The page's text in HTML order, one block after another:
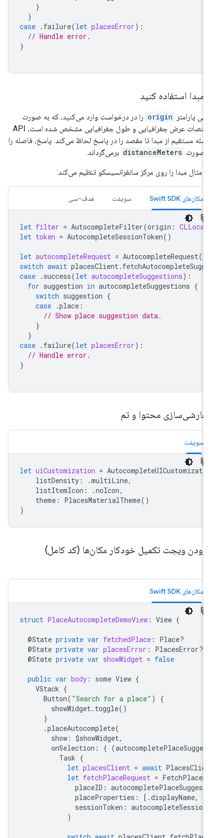
case .failure( let placesError
// Handle error.
مبدا استفاده کنید
پارامتر origin را در درخواست وارد می‌کنید، که به صورت
مختصات عرض جغرافیایی و طول جغرافیایی مشخص شده است، API
مستقیم از مبدا تا مقصد را در پاسخ لحاظ می‌کند. پاسخ، فاصله را
صورت distanceMeters برمی‌گرداند.
مثال مبدا را روی مرکز سانفرانسیسکو تنظیم می‌کند:
مکان‌های Swift SDK سویفت هدف-سی
let filter = AutocompleteFilter(origin:
let token = AutocompleteSessionToken
let autocompleteRequest = AutocompleteRequest
switch await placesClient.
case .success( let autocompleteSuggestions
for suggestion in autocompleteSuggestions
switch suggestion
case .place
// Show place suggestion data.
case .failure( let placesError
// Handle error.
محتوا و تم
سویفت
let uiCustomization =
listDensity: .multiLine
listItemIcon: .noIcon
theme: PlacesMaterialTheme
ویجت تکمیل خودکار مکان‌ها (کد کامل)
مکان‌های Swift SDK
struct PlaceAutocompleteDemoView: View
@State private var fetchedPlace: Place
@State private var placesError: PlacesError
@State private var showWidget = false
public var body: some View
VStack
Button("Search for a place"
showWidget.toggle
.placeAutocomplete
show: $showWidget
onSelection
{ (
Task
let placesClient = await
let fetchPlaceRequest =
placeID:
placeProperties : [.displayName
sessionToken: